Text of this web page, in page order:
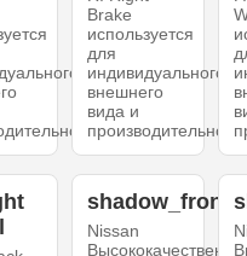
Brake
используется
для
индивидуального
внешнего
вида и
Nissan